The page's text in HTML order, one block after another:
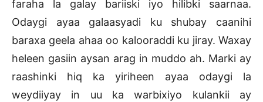
faraha la galay bariiski iyo hilibki saarnaa.
Odaygi ayaa galaasyadi ku shubay caanihi
baraxa geela ahaa oo kalooraddi ku jiray. Waxay
heleen gasiin aysan arag in muddo ah. Marki ay
raashinki hiq ka yiriheen ayaa odaygi la
weydiiyay in uu ka warbixiyo kulankii ay